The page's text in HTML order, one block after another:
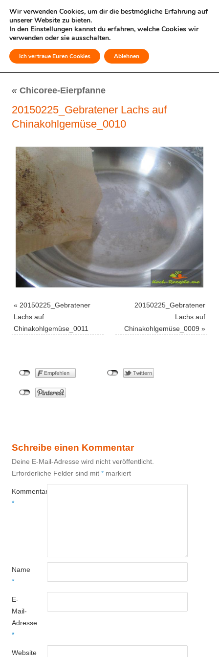
MENÜ
« Chicoree-Eierpfanne
20150225_Gebratener Lachs auf
Chinakohlgemüse_0010
« 20150225_Gebratener
Lachs auf
Chinakohlgemüse_0011
20150225_Gebratener
Lachs auf
Chinakohlgemüse_0009 »
Schreibe einen Kommentar
Deine E-Mail-Adresse wird nicht veröffentlicht.
Erforderliche Felder sind mit * markiert
Kommentar
*
Name
*
E-
Mail-
Adresse
*
Website
Wir verwenden Cookies, um dir die bestmögliche Erfahrung auf
unserer Website zu bieten.
In den Einstellungen kannst du erfahren, welche Cookies wir
verwenden oder sie ausschalten.
Ich vertraue Euren Cookies Ablehnen